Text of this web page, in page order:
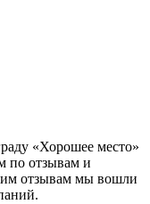
«Хорошее место»
по отзывам и
отзывам мы вошли